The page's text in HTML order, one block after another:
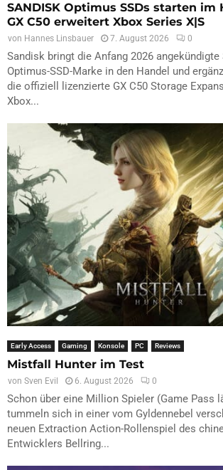
SANDISK Optimus SSDs starten im
GX C50 erweitert Xbox Series X|S
von Hannes Linsbauer 7. August 2026 0
Sandisk bringt die Anfang 2026 angekündigte
Optimus-SSD-Marke in den Handel und
die offiziell lizenzierte GX C50 Storage
Xbox...
Early Access Gaming Konsole PC Reviews
Mistfall Hunter im Test
von Sven Evil 6. August 2026 0
Schon über eine Million Spieler (Game Pass
tummeln sich in einer vom Gyldennebel
neuen Extraction Action-Rollenspiel des
Entwicklers Bellring...